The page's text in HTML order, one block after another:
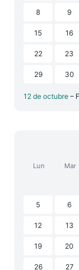
8 9
15 16
22 23
29 30
12 de octubre –
Lun Mar
5 6
12 13
19 20
26 27